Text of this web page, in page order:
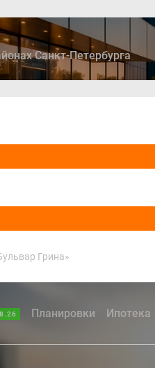
Санкт-Петербурга
Грина»
Планировки Ипотека